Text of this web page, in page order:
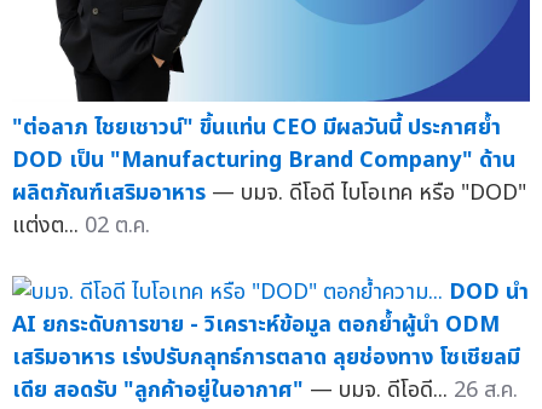
"ต่อลาภ ไชยเชาวน์" ขึ้นแท่น CEO มีผลวันนี้ ประกาศย้ำ
DOD เป็น "Manufacturing Brand Company" ด้าน
ผลิตภัณฑ์เสริมอาหาร — บมจ. ดีโอดี ไบโอเทค หรือ "DOD"
แต่งต... 02 ต.ค.
DOD นำ
AI ยกระดับการขาย - วิเคราะห์ข้อมูล ตอกย้ำผู้นำ ODM
เสริมอาหาร เร่งปรับกลุทธ์การตลาด ลุยช่องทาง โซเชียลมี
เดีย สอดรับ "ลูกค้าอยู่ในอากาศ" — บมจ. ดีโอดี... 26 ส.ค.